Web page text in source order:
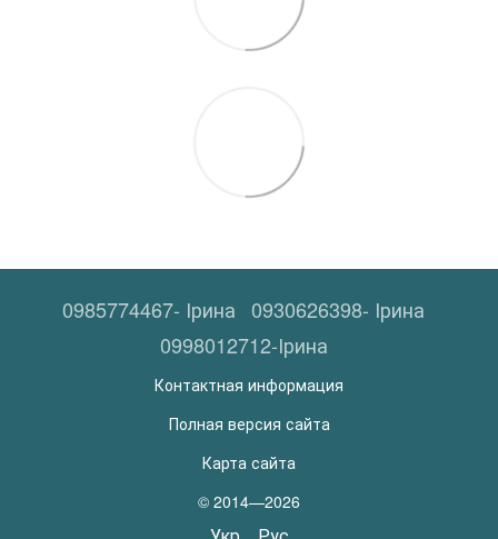
0985774467- Ірина 0930626398- Ірина
0998012712-Ірина
Контактная информация
Полная версия сайта
Карта сайта
© 2014—2026